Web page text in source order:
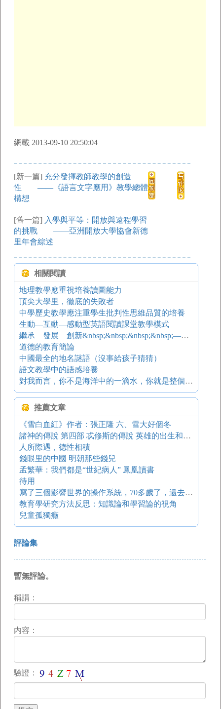
網載 2013-09-10 20:50:04
[新一篇] 充分發揮教師教學的創造
性 ——《語言文字應用》教學總體
構想
[舊一篇] 入學與平等：開放與遠程學習
的挑戰 ——亞洲開放大學協會新德
里年會綜述
相關閱讀
地理教學應重視培養讀圖能力
頂尖大學里，徹底的失敗者
中學歷史教學應注重學生批判性思維品質的培養
生動—互動—感動型英語閱讀課堂教學模式
繼承 發展 創新&nbsp;&nbsp;&nbsp;&nbsp;——人教版《普通高中課程標準實驗教科書·地理》簡介
道德的教育簡論
中國最全的地名謎語（沒事給孩子猜猜）
語文教學中的語感培養
對我而言，你不是海洋中的一滴水，你就是整個海洋！
推薦文章
《雪白血紅》作者：張正隆 六、雪大好個冬
諸神的傳說 第四部 忒修斯的傳說 英雄的出生和青年時代
人所際遇，德性相積
錢眼里的中國 明朝那些錢兒
孟繁華：我們都是“世紀病人” 鳳凰讀書
待用
寫了三個影響世界的操作系統，70多歲了，還去辦公室敲代碼
教育學研究方法反思：知識論和學習論的視角
兒童孤獨癥
評論集
暫無評論。
稱謂：
内容：
驗證：